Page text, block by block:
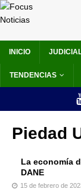
INICIO
TENDENCIAS
Piedad
La economía
DANE
15 de febrero de